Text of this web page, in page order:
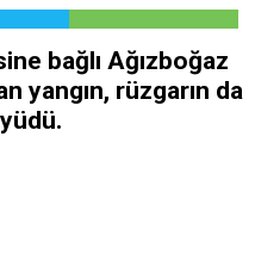
bağlı Ağızboğaz
yangın, rüzgarın da